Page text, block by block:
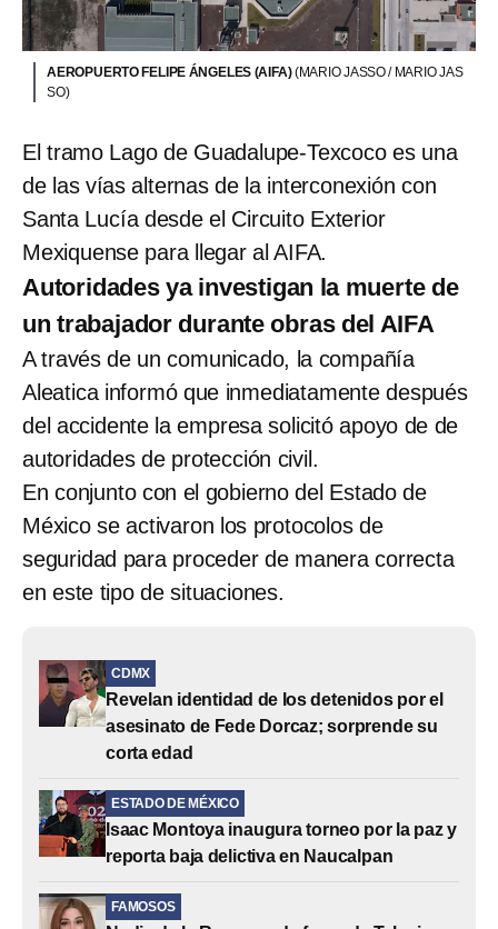
AEROPUERTO FELIPE ÁNGELES (AIFA)(MARIO JASSO / MARIO JAS
SO)
El tramo Lago de Guadalupe-Texcoco es una
de las vías alternas de la interconexión con
Santa Lucía desde el Circuito Exterior
Mexiquense para llegar al AIFA.
Autoridades ya investigan la muerte de
un trabajador durante obras del AIFA
A través de un comunicado, la compañía
Aleatica informó que inmediatamente después
del accidente la empresa solicitó apoyo de de
autoridades de protección civil.
En conjunto con el gobierno del Estado de
México se activaron los protocolos de
seguridad para proceder de manera correcta
en este tipo de situaciones.
CDMX
Revelan identidad de los detenidos por el
asesinato de Fede Dorcaz; sorprende su
corta edad
ESTADO DE MÉXICO
Isaac Montoya inaugura torneo por la paz y
reporta baja delictiva en Naucalpan
FAMOSOS